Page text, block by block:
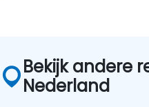
Bekijk andere
Nederland